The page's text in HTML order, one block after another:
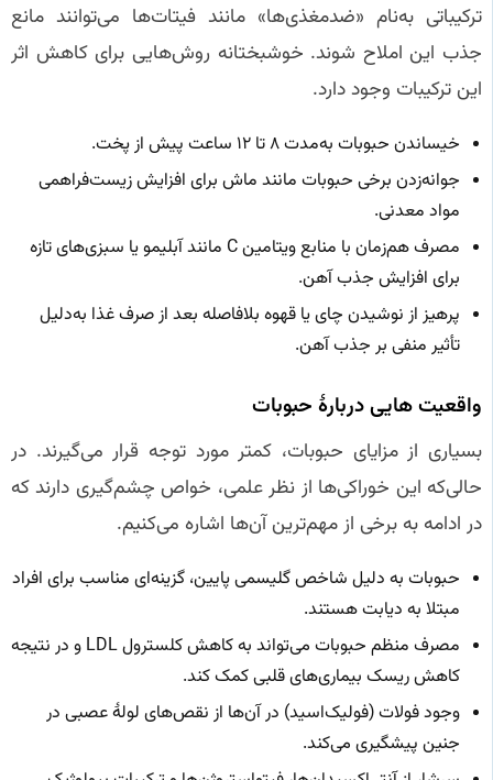
ترکیباتی به‌نام «ضد‌مغذی‌ها» مانند فیتات‌ها می‌توانند مانع
جذب این املاح شوند. خوشبختانه روش‌هایی برای کاهش اثر
این ترکیبات وجود دارد.
خیساندن حبوبات به‌مدت ۸ تا ۱۲ ساعت پیش از پخت.
جوانه‌زدن برخی حبوبات مانند ماش برای افزایش زیست‌فراهمی
مواد معدنی.
مصرف هم‌زمان با منابع ویتامین C مانند آبلیمو یا سبزی‌های تازه
برای افزایش جذب آهن.
پرهیز از نوشیدن چای یا قهوه بلافاصله بعد از صرف غذا به‌دلیل
تأثیر منفی بر جذب آهن.
واقعیت‌ هایی دربارهٔ حبوبات
بسیاری از مزایای حبوبات، کمتر مورد توجه قرار می‌گیرند. در
حالی‌که این خوراکی‌ها از نظر علمی، خواص چشم‌گیری دارند که
در ادامه به برخی از مهم‌ترین آن‌ها اشاره می‌کنیم.
حبوبات به دلیل شاخص گلیسمی پایین، گزینه‌ای مناسب برای افراد
مبتلا به دیابت هستند.
مصرف منظم حبوبات می‌تواند به کاهش کلسترول LDL و در نتیجه
کاهش ریسک بیماری‌های قلبی کمک کند.
وجود فولات (فولیک‌اسید) در آن‌ها از نقص‌های لولهٔ عصبی در
جنین پیشگیری می‌کند.